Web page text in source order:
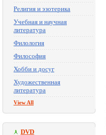
Религия и эзотерика
Учебная и научная
литература
Филология
Философия
Хобби и досуг
Художественная
литература
View All
DVD